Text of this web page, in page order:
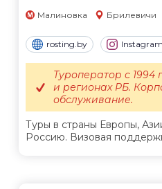
Малиновка Брилевичи
rosting.by Instagram
Туры в страны Европы,
Россию. Визовая
Туроператор с
и регионах РБ.
обслуживание.